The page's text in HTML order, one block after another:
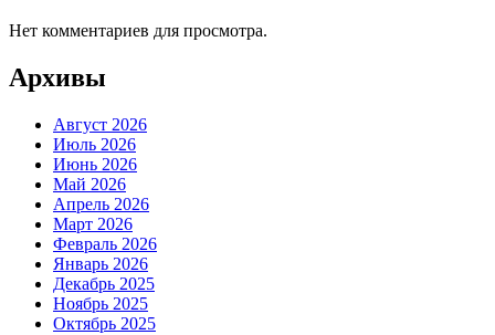
Нет комментариев для просмотра.
Архивы
Август 2026
Июль 2026
Июнь 2026
Май 2026
Апрель 2026
Март 2026
Февраль 2026
Январь 2026
Декабрь 2025
Ноябрь 2025
Октябрь 2025